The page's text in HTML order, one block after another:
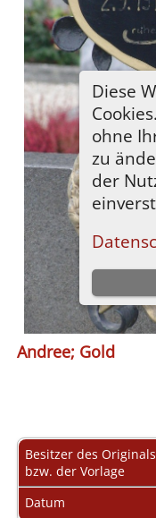
Andree; Gold
Besitzer des Originals
bzw. der Vorlage
Datum